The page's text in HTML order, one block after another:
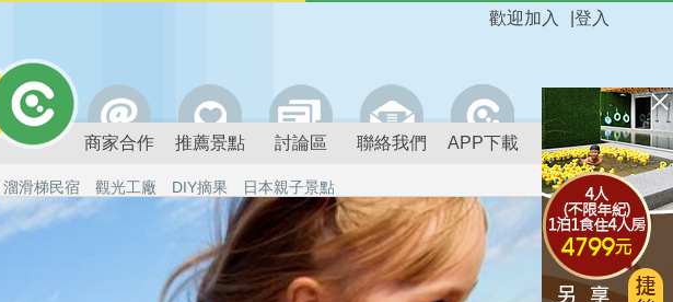
登入
歡迎加入
商家合作 推薦景點 討論區 聯絡我們 APP下載
溜滑梯民宿 觀光工廠 DIY摘果 日本親子景點